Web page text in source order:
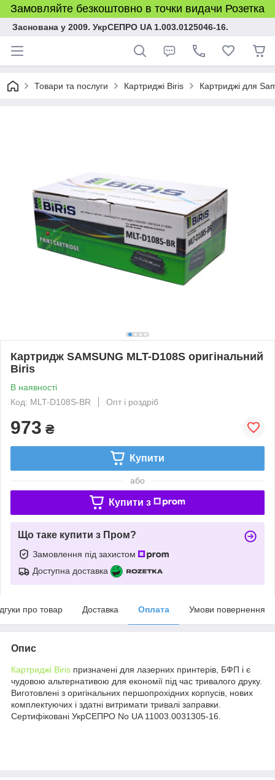
Замовляйте безкоштовно в точки видачи Розетка
Заснована у 2009. УкрСЕПРО UA 1.003.0125046-16.
Товари та послуги Картриджі Biris Картриджі для
Картридж SAMSUNG MLT-D108S оригінальний
Biris
В наявності
Код: MLT-D108S-BR
Опт і роздріб
973 ₴
Купити
або
Купити з
Що таке купити з Пром?
Замовлення під захистом
Доступна доставка
про товар Доставка Оплата Умови повернення
Опис
Картриджі Biris призначені для лазерних принтерів, БФП і є
чудовою альтернативою для економії під час тривалого друку.
Виготовлені з оригінальних першопрохідних корпусів, нових
комплектуючих і здатні витримати тривалі заправки.
Сертифіковані УкрСЕПРО No UA 11003.0031305-16.